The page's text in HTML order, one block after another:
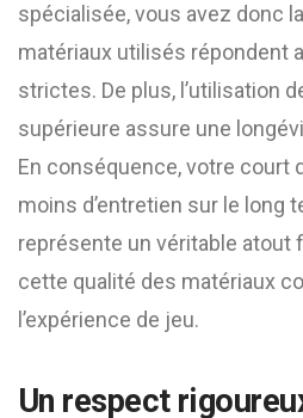
spécialisée, vous avez donc
matériaux utilisés répondent
strictes. De plus, l’utilisation
supérieure assure une
En conséquence, votre court
moins d’entretien sur le long
représente un véritable atout
cette qualité des matériaux
l’expérience de jeu.
Un respect